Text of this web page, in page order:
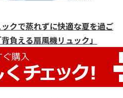
クで蒸れずに快適な夏を過ご
負える扇風機リュック」